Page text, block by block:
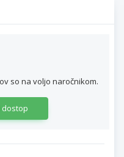
so na voljo naročnikom.
dostop